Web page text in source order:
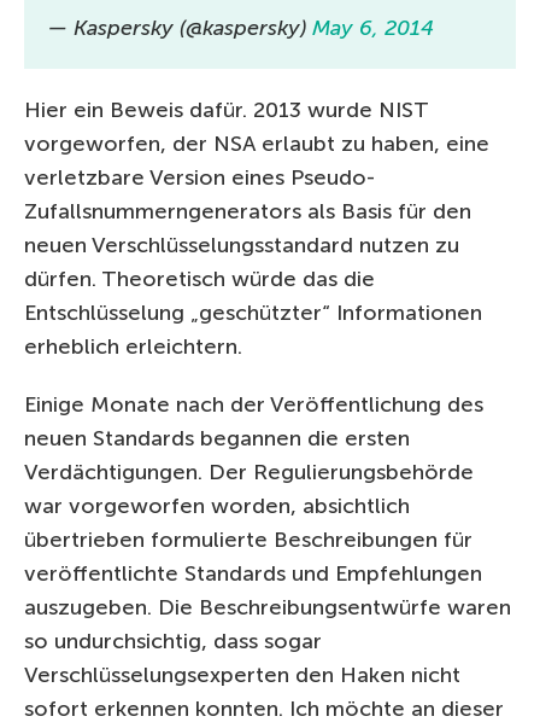
— Kaspersky (@kaspersky) May 6, 2014
Hier ein Beweis dafür. 2013 wurde NIST
vorgeworfen, der NSA erlaubt zu haben, eine
verletzbare Version eines Pseudo-
Zufallsnummerngenerators als Basis für den
neuen Verschlüsselungsstandard nutzen zu
dürfen. Theoretisch würde das die
Entschlüsselung „geschützter“ Informationen
erheblich erleichtern.
Einige Monate nach der Veröffentlichung des
neuen Standards begannen die ersten
Verdächtigungen. Der Regulierungsbehörde
war vorgeworfen worden, absichtlich
übertrieben formulierte Beschreibungen für
veröffentlichte Standards und Empfehlungen
auszugeben. Die Beschreibungsentwürfe waren
so undurchsichtig, dass sogar
Verschlüsselungsexperten den Haken nicht
sofort erkennen konnten. Ich möchte an dieser